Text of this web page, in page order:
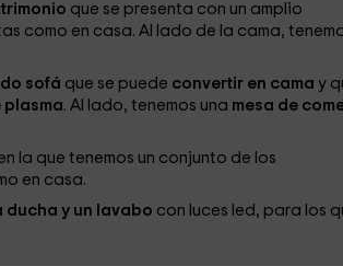
que se presenta con un amplio
como en casa. Al lado de la cama,
sofá que se puede convertir en cama y
plasma. Al lado, tenemos una mesa de
la que tenemos un conjunto de los
en casa.
ducha y un lavabo con luces led, para los